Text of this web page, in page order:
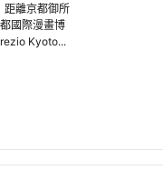
距離京都御所
國際漫畫博
Kyoto...